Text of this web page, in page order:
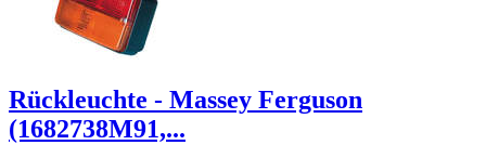
Rückleuchte - Massey Ferguson
(1682738M91,...